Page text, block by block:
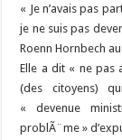
« Je n’avais pas
je ne suis pas
Roenn Hornbech
Elle a dit « ne pas
(des citoyens)
« devenue
problÃ¨me »